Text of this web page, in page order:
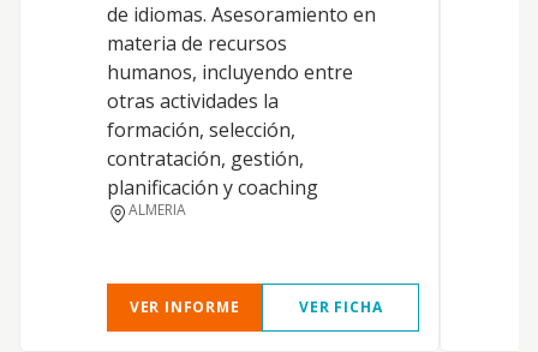
de idiomas. Asesoramiento en
materia de recursos
humanos, incluyendo entre
otras actividades la
formación, selección,
contratación, gestión,
planificación y coaching
ALMERIA
VER INFORME VER FICHA